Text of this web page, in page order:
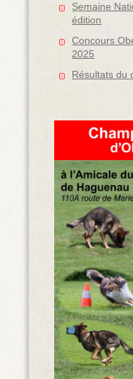
Semaine
édition
Concours
2025
Résultats du